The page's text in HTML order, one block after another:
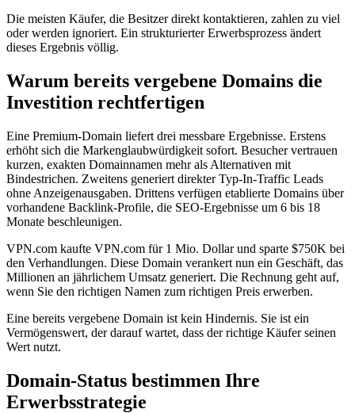
Die meisten Käufer, die Besitzer direkt kontaktieren, zahlen zu viel
oder werden ignoriert. Ein strukturierter Erwerbsprozess ändert
dieses Ergebnis völlig.
Warum bereits vergebene Domains die
Investition rechtfertigen
Eine Premium-Domain liefert drei messbare Ergebnisse. Erstens
erhöht sich die Markenglaubwürdigkeit sofort. Besucher vertrauen
kurzen, exakten Domainnamen mehr als Alternativen mit
Bindestrichen. Zweitens generiert direkter Typ-In-Traffic Leads
ohne Anzeigenausgaben. Drittens verfügen etablierte Domains über
vorhandene Backlink-Profile, die SEO-Ergebnisse um 6 bis 18
Monate beschleunigen.
VPN.com kaufte VPN.com für 1 Mio. Dollar und sparte $750K bei
den Verhandlungen. Diese Domain verankert nun ein Geschäft, das
Millionen an jährlichem Umsatz generiert. Die Rechnung geht auf,
wenn Sie den richtigen Namen zum richtigen Preis erwerben.
Eine bereits vergebene Domain ist kein Hindernis. Sie ist ein
Vermögenswert, der darauf wartet, dass der richtige Käufer seinen
Wert nutzt.
Domain-Status bestimmen Ihre
Erwerbsstrategie